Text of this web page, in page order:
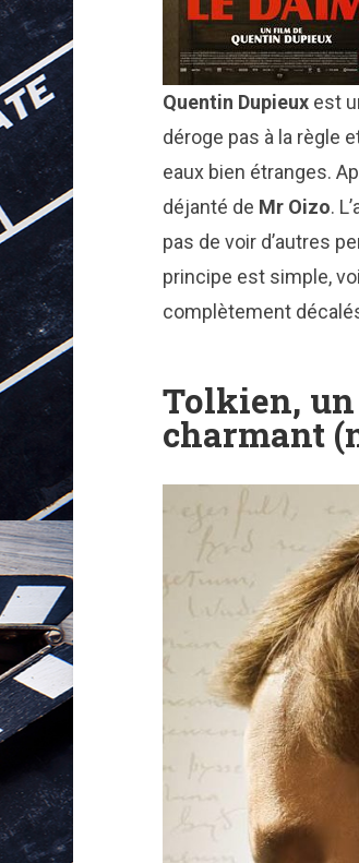
Quentin Dupieuxest
déroge pas à la règle
eaux bien étranges.
déjanté de Mr Oizo.
pas de voir d’autres
principe est simple,
complètement
Tolkien,
charmant